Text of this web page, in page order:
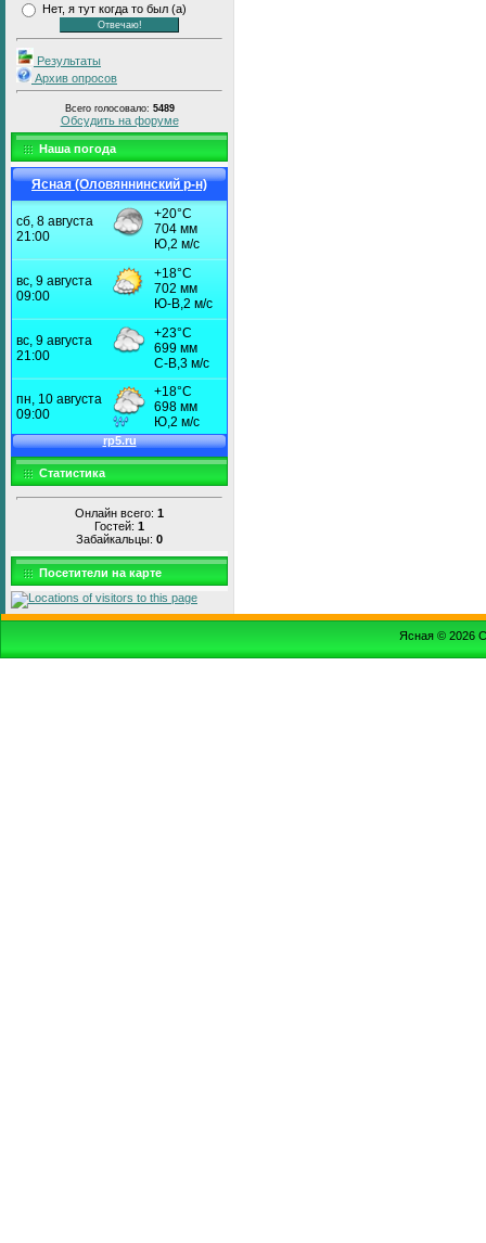
Нет, я тут когда то был (а)
Результаты
Архив опросов
Всего голосовало: 5489
Обсудить на форуме
Наша погода
Ясная (Оловяннинский р-н)
Статистика
Онлайн всего: 1
Гостей: 1
Забайкальцы: 0
Посетители на карте
Ясная © 2026